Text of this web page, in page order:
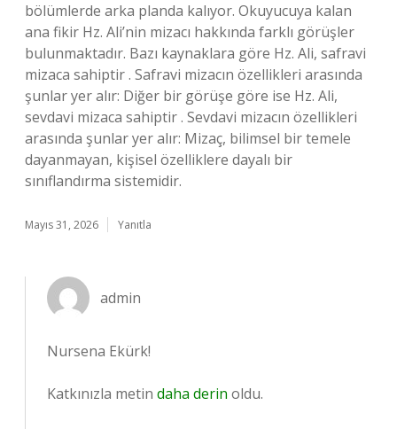
bölümlerde arka planda kalıyor. Okuyucuya kalan
ana fikir Hz. Ali’nin mizacı hakkında farklı görüşler
bulunmaktadır. Bazı kaynaklara göre Hz. Ali, safravi
mizaca sahiptir . Safravi mizacın özellikleri arasında
şunlar yer alır: Diğer bir görüşe göre ise Hz. Ali,
sevdavi mizaca sahiptir . Sevdavi mizacın özellikleri
arasında şunlar yer alır: Mizaç, bilimsel bir temele
dayanmayan, kişisel özelliklere dayalı bir
sınıflandırma sistemidir.
Mayıs 31, 2026 Yanıtla
admin
Nursena Ekürk!
Katkınızla metin daha derin oldu.